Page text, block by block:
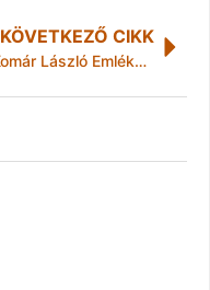
KÖVETKEZŐ CIKK
Komár László Emlékműsor (2008-ból)